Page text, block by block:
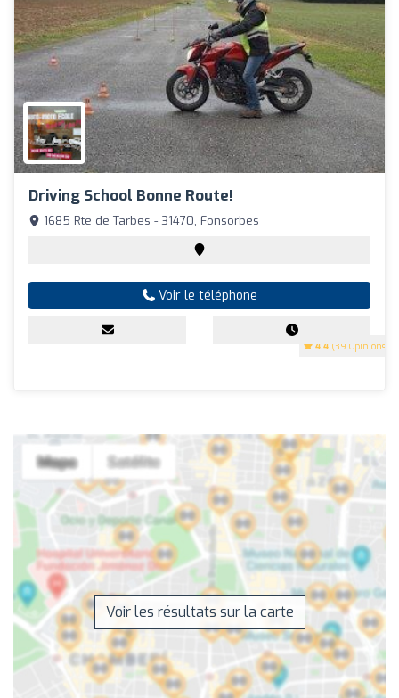
Driving School Bonne Route!
4.4 (39 Opinions)
1685 Rte de Tarbes - 31470, Fonsorbes
Voir le téléphone
Voir les résultats sur la carte